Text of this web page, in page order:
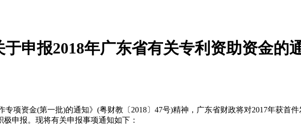
申报2018年广东省有关专利资助资金的
专项资金(第一批)的通知》(粤财教〔2018〕47号)精神，广东省财政将对2017年获首
申报。现将有关申报事项通知如下：